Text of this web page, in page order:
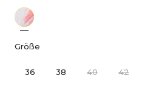
Größe
36 38 40 42